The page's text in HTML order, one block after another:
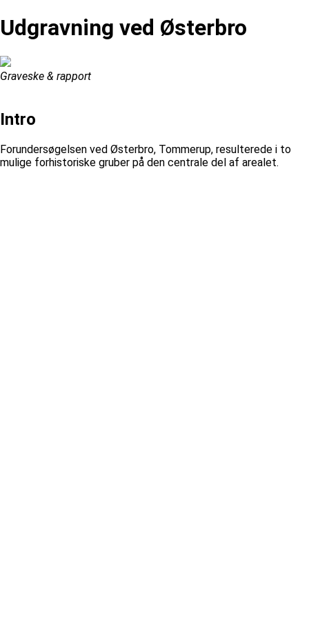
Udgravning ved Østerbro
Graveske & rapport
Intro
Forundersøgelsen ved Østerbro, Tommerup, resulterede i to
mulige forhistoriske gruber på den centrale del af arealet.